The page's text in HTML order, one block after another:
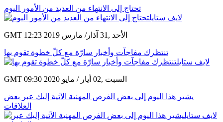
تحتاج إلى الانتهاء من العديد من الأمور اليوم
GMT 12:23 2019 الأحد ,31 آذار/ مارس
تنتظرك مفاجآت وأخبار سارّة مع كلّ خطوة تقوم بها
GMT 09:30 2020 السبت ,02 أيار / مايو
يشير هذا اليوم إلى بعض الفرص المهنية الآتية إليك عبر بعض
العلاقات